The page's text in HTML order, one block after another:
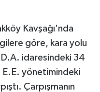
Kavşağı'nda
göre, kara yolu
idaresindeki 34
yönetimindeki
Çarpışmanın